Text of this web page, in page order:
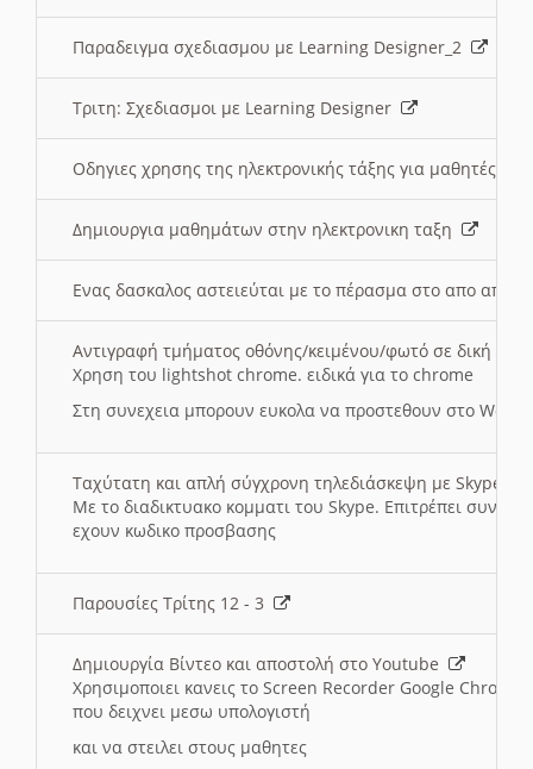
Παραδειγμα σχεδιασμου με Learning Designer_2
Τριτη: Σχεδιασμοι με Learning Designer
Οδηγιες χρησης της ηλεκτρονικής τάξης για μαθητές
Δημιουργια μαθημάτων στην ηλεκτρονικη ταξη
Ενας δασκαλος αστειεύται με το πέρασμα στο απο
Αντιγραφή τμήματος οθόνης/κειμένου/φωτό σε δική
Χρηση του lightshot chrome. ειδικά για το chrome
Στη συνεχεια μπορουν ευκολα να προστεθουν στο Word
Ταχύτατη και απλή σύγχρονη τηλεδιάσκεψη με Skype
Με το διαδικτυακο κομματι του Skype. Επιτρέπει
εχουν κωδικο προσβασης
Παρουσίες Τρίτης 12 - 3
Δημιουργία Βίντεο και αποστολή στο Youtube
Χρησιμοποιει κανεις το Screen Recorder Google Chrome
που δειχνει μεσω υπολογιστή
και να στειλει στους μαθητες